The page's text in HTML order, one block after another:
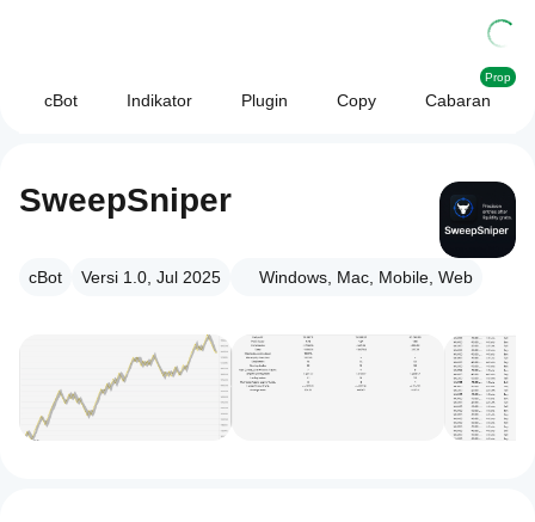
cBot Indikator Plugin Copy Cabaran
Prop
SweepSniper
cBot Versi 1.0, Jul 2025 Windows, Mac, Mobile, Web